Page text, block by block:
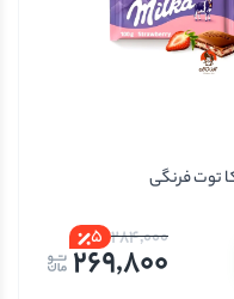
توت فرنگی
5 284,000
269,800